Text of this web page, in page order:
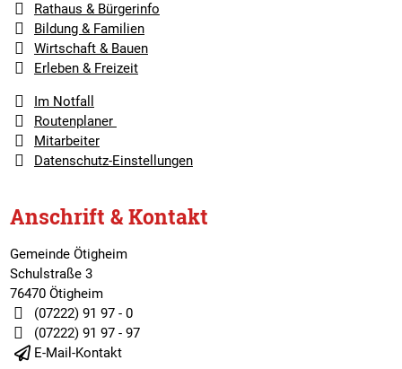
Rathaus & Bürgerinfo
Bildung & Familien
Wirtschaft & Bauen
Erleben & Freizeit
Im Notfall
Routenplaner
Mitarbeiter
Datenschutz-Einstellungen
Anschrift & Kontakt
Gemeinde Ötigheim
Schulstraße 3
76470 Ötigheim
(07222) 91 97 - 0
(07222) 91 97 - 97
E-Mail-Kontakt